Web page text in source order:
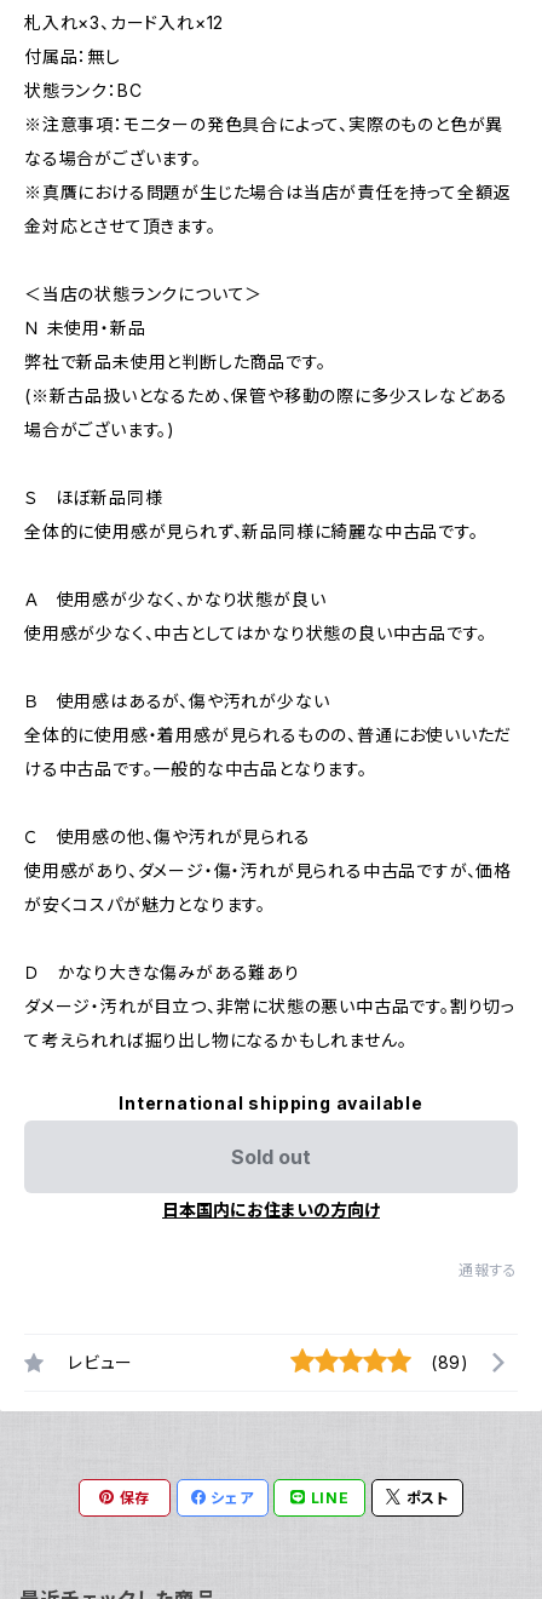
札入れ×3、カード入れ×12
付属品：無し
状態ランク：BC
※注意事項：モニターの発色具合によって、実際のものと色が異
なる場合がございます。
※真贋における問題が生じた場合は当店が責任を持って全額返
金対応とさせて頂きます。
＜当店の状態ランクについて＞
Ｎ 未使用・新品
弊社で新品未使用と判断した商品です。
(※新古品扱いとなるため、保管や移動の際に多少スレなどある
場合がございます。)
Ｓ ほぼ新品同様
全体的に使用感が見られず、新品同様に綺麗な中古品です。
Ａ 使用感が少なく、かなり状態が良い
使用感が少なく、中古としてはかなり状態の良い中古品です。
Ｂ 使用感はあるが、傷や汚れが少ない
全体的に使用感・着用感が見られるものの、普通にお使いいただ
ける中古品です。一般的な中古品となります。
Ｃ 使用感の他、傷や汚れが見られる
使用感があり、ダメージ・傷・汚れが見られる中古品ですが、価格
が安くコスパが魅力となります。
Ｄ かなり大きな傷みがある難あり
ダメージ・汚れが目立つ、非常に状態の悪い中古品です。割り切っ
て考えられれば掘り出し物になるかもしれません。
International shipping available
Sold out
日本国内にお住まいの方向け
通報する
レビュー (89)
保存 シェア LINE ポスト